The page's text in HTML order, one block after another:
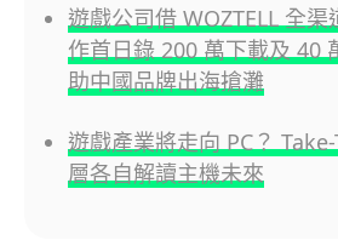
遊戲公司借 WOZTELL 全
作首日錄 200 萬下載及
助中國品牌出海搶灘
遊戲產業將走向 PC？
層各自解讀主機未來